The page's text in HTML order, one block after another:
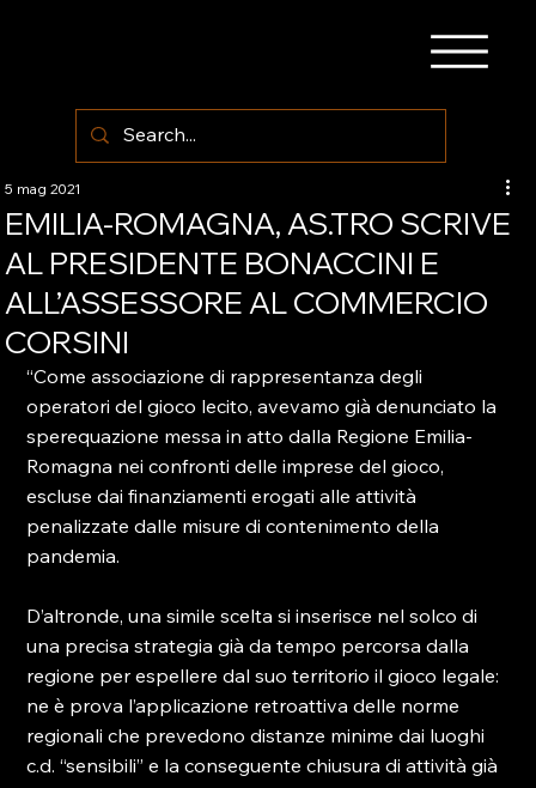
EMILIA-ROMAGNA, AS.TRO SCRIVE
AL PRESIDENTE BONACCINI E
ALL’ASSESSORE AL COMMERCIO
CORSINI
5 mag 2021
“Come associazione di rappresentanza degli
operatori del gioco lecito, avevamo già denunciato la
sperequazione messa in atto dalla Regione Emilia-
Romagna nei confronti delle imprese del gioco,
escluse dai finanziamenti erogati alle attività
penalizzate dalle misure di contenimento della
pandemia.
D’altronde, una simile scelta si inserisce nel solco di
una precisa strategia già da tempo percorsa dalla
regione per espellere dal suo territorio il gioco legale:
ne è prova l’applicazione retroattiva delle norme
regionali che prevedono distanze minime dai luoghi
c.d. “sensibili” e la conseguente chiusura di attività già